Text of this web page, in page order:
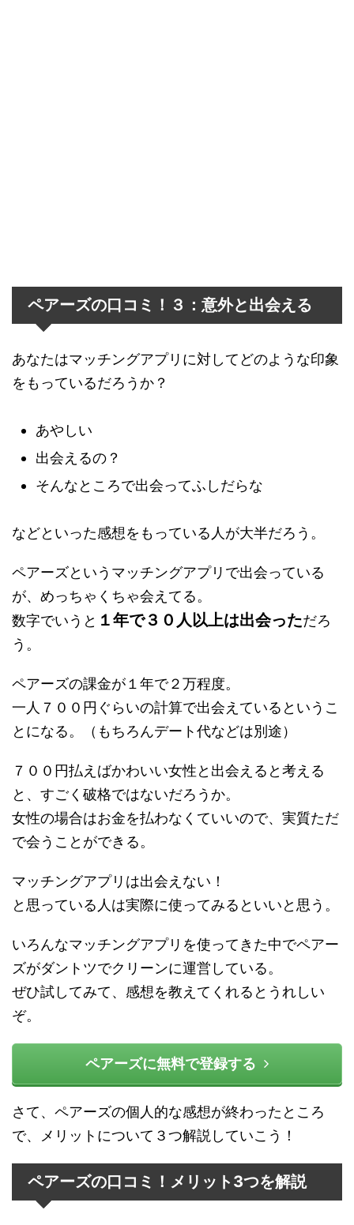
ペアーズの口コミ！３：意外と出会える
あなたはマッチングアプリに対してどのような印象
をもっているだろうか？
あやしい
出会えるの？
そんなところで出会ってふしだらな
などといった感想をもっている人が大半だろう。
ペアーズというマッチングアプリで出会っている
が、めっちゃくちゃ会えてる。
数字でいうと １年で３０人以上は出会っただろ
う。
ペアーズの課金が１年で２万程度。
一人７００円ぐらいの計算で出会えているというこ
とになる。（もちろんデート代などは別途）
７００円払えばかわいい女性と出会えると考える
と、すごく破格ではないだろうか。
女性の場合はお金を払わなくていいので、実質ただ
で会うことができる。
マッチングアプリは出会えない！
と思っている人は実際に使ってみるといいと思う。
いろんなマッチングアプリを使ってきた中でペアー
ズがダントツでクリーンに運営している。
ぜひ試してみて、感想を教えてくれるとうれしい
ぞ。
ペアーズに無料で登録する
さて、ペアーズの個人的な感想が終わったところ
で、メリットについて３つ解説していこう！
ペアーズの口コミ！メリット3つを解説